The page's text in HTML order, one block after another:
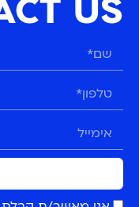
US